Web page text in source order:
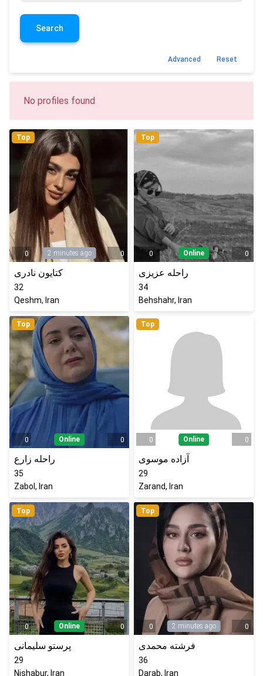
Search
Advanced Reset
No profiles found
Top
0 2 minutes ago 0
کتایون نادری
32
Qeshm, Iran
Top
0 Online 0
راحله عزیزی
34
Behshahr, Iran
Top
0 Online 0
راحله زارع
35
Zabol, Iran
Top
0 Online 0
آزاده موسوی
29
Zarand, Iran
Top
0 Online 0
پرستو سلیمانی
29
Nishabur, Iran
Top
0 2 minutes ago 0
فرشته محمدی
36
Darab, Iran